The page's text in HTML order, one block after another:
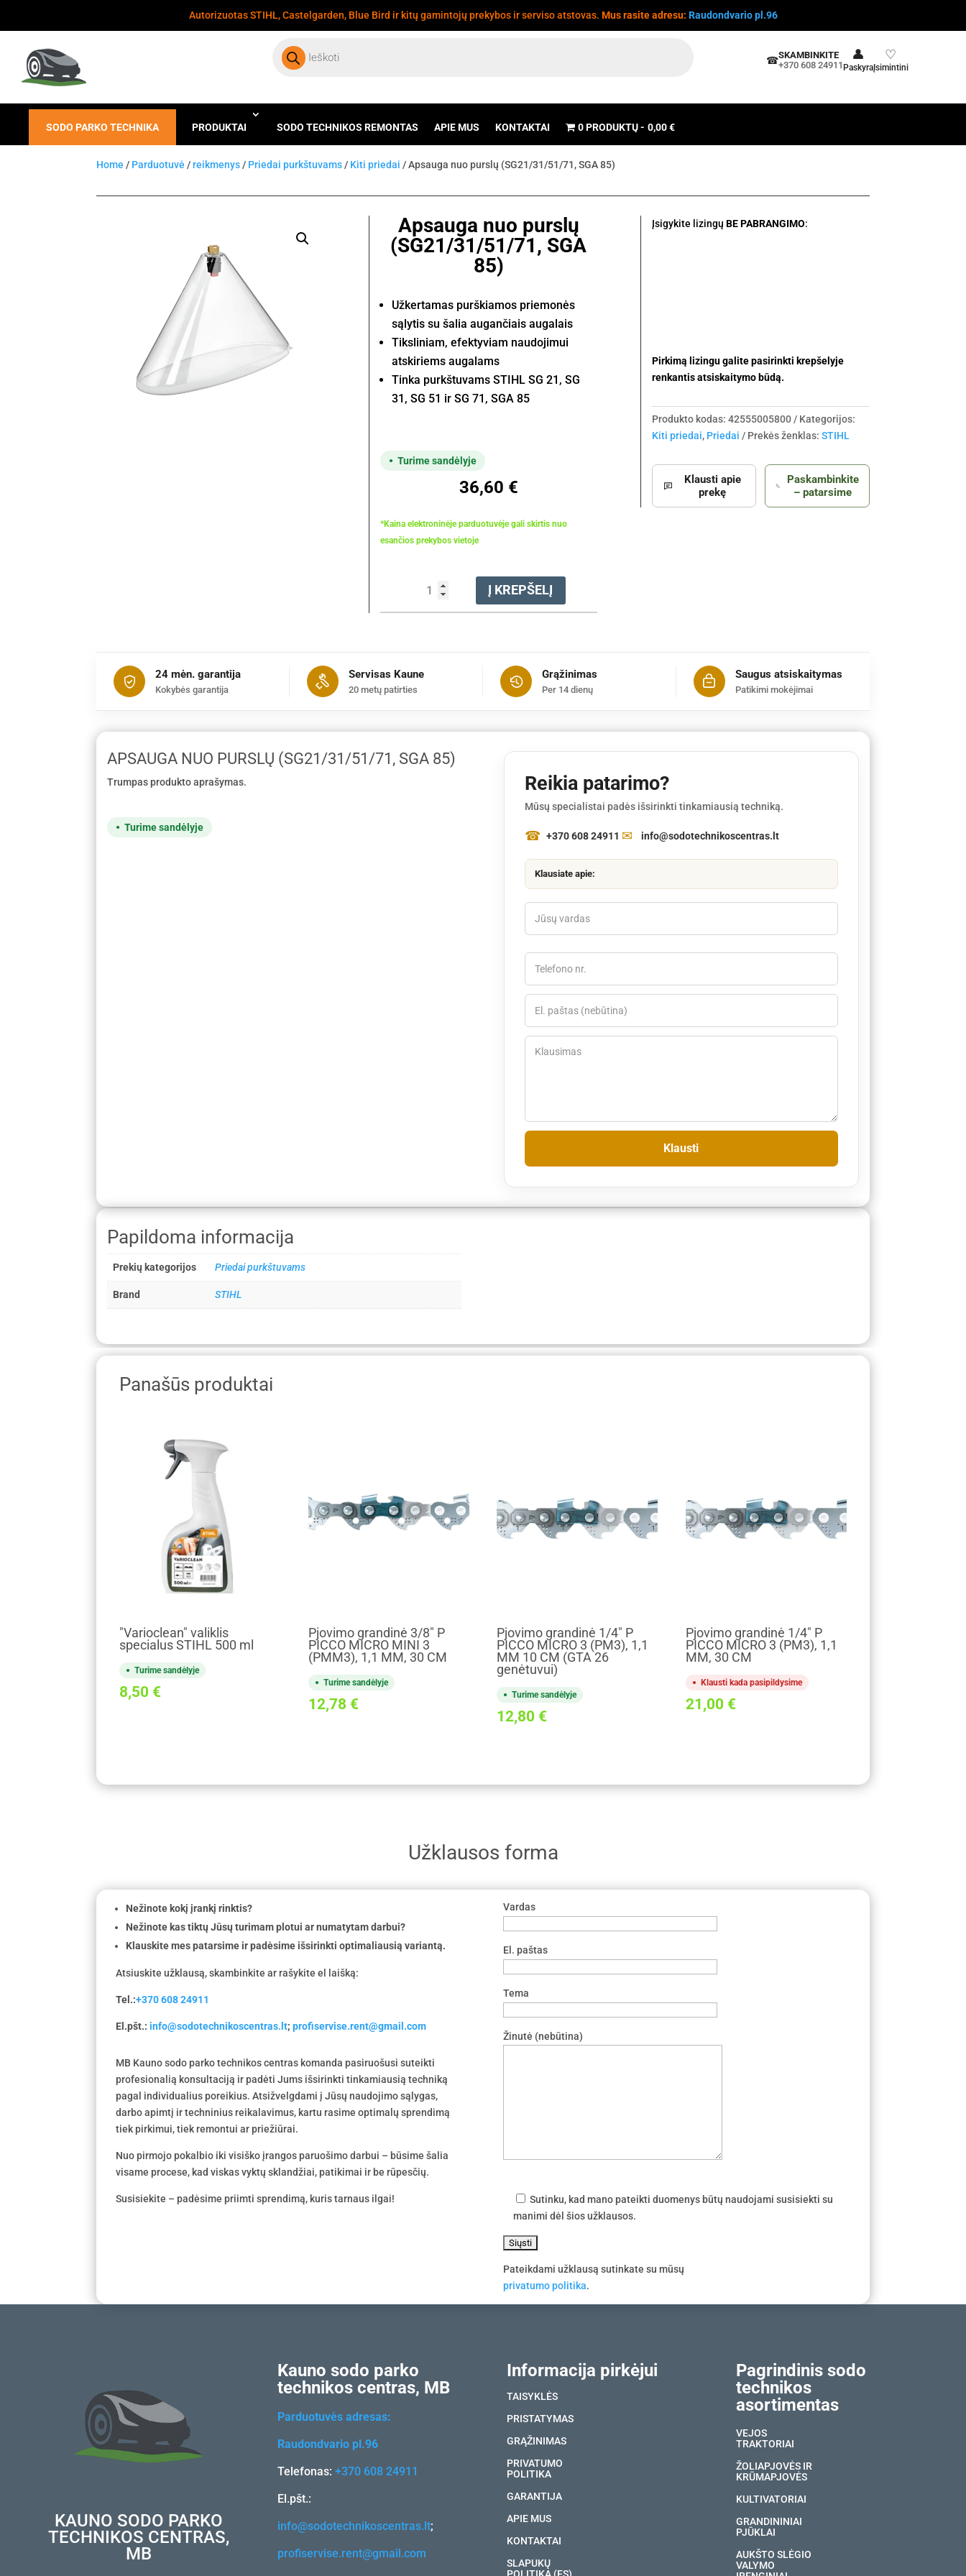
Autorizuotas STIHL, Castelgarden, Blue Bird ir kitų gamintojų prekybos ir serviso atstovas. Mus rasite adresu: Raudondvario pl.96
search
☎SKAMBINKITE
+370 608 24911
👤
Paskyra
♡
Įsimintini
SODO PARKO TECHNIKA PRODUKTAI SODO TECHNIKOS REMONTAS APIE MUS KONTAKTAI 0 PRODUKTŲ 0,00 €
Home / Parduotuvė /reikmenys / Priedai purkštuvams / Kiti priedai / Apsauga nuo purslų (SG21/31/51/71, SGA 85)
Apsauga nuo purslų
(SG21/31/51/71, SGA
85)
Užkertamas purškiamos priemonės
sąlytis su šalia augančiais augalais
Tiksliniam, efektyviam naudojimui
atskiriems augalams
Tinka purkštuvams STIHL SG 21, SG
31, SG 51 ir SG 71, SGA 85
Turime sandėlyje
36,60 €
*Kaina elektroninėje parduotuvėje gali skirtis nuo
esančios prekybos vietoje
kiekis:
Apsauga
SGA
85)
Į KREPŠELĮ
Įsigykite lizingų BE PABRANGIMO:
Pirkimą lizingu galite pasirinkti krepšelyje
renkantis atsiskaitymo būdą.
Produkto kodas: 42555005800
Kategorijos:
Kiti priedai, Priedai Prekės ženklas: STIHL
Klausti apie
prekę
Paskambinkite
– patarsime
24 mėn. garantija
Kokybės garantija
Servisas Kaune
20 metų patirties
Grąžinimas
Per 14 dienų
Saugus atsiskaitymas
Patikimi mokėjimai
APSAUGA NUO PURSLŲ (SG21/31/51/71, SGA 85)
Trumpas produkto aprašymas.
Turime sandėlyje
Reikia patarimo?
Mūsų specialistai padės išsirinkti tinkamiausią techniką.
+370 608 24911 info@sodotechnikoscentras.lt
Klausiate apie:
Papildoma informacija
Prekių kategorijos Priedai purkštuvams
Brand STIHL
Panašūs produktai
"Varioclean" valiklis
specialus STIHL 500 ml
Turime sandėlyje
8,50 €
Pjovimo grandinė 3/8" P
PICCO MICRO MINI 3
(PMM3), 1,1 MM, 30 CM
Turime sandėlyje
12,78 €
Pjovimo grandinė 1/4" P
PICCO MICRO 3 (PM3), 1,1
MM 10 CM (GTA 26
genėtuvui)
Turime sandėlyje
12,80 €
Pjovimo grandinė 1/4" P
PICCO MICRO 3 (PM3), 1,1
MM, 30 CM
Klausti kada pasipildysime
21,00 €
Užklausos forma
Nežinote kokį įrankį rinktis?
Nežinote kas tiktų Jūsų turimam plotui ar numatytam darbui?
Klauskite mes patarsime ir padėsime išsirinkti optimaliausią variantą.
Atsiuskite užklausą, skambinkite ar rašykite el laišką:
Tel.:+370 608 24911
El.pšt.:info@sodotechnikoscentras.lt;profiservise.rent@gmail.com
MB Kauno sodo parko technikos centras komanda pasiruošusi suteikti
profesionalią konsultaciją ir padėti Jums išsirinkti tinkamiausią techniką
pagal individualius poreikius. Atsižvelgdami į Jūsų naudojimo sąlygas,
darbo apimtį ir techninius reikalavimus, kartu rasime optimalų sprendimą
tiek pirkimui, tiek remontui ar priežiūrai.
Nuo pirmojo pokalbio iki visiško įrangos paruošimo darbui – būsime šalia
visame procese, kad viskas vyktų sklandžiai, patikimai ir be rūpesčių.
Susisiekite – padėsime priimti sprendimą, kuris tarnaus ilgai!
Vardas
El. paštas
Tema
Žinutė (nebūtina)
Sutinku, kad mano pateikti duomenys būtų naudojami susisiekti su
manimi dėl šios užklausos.
Pateikdami užklausą sutinkate su mūsų
privatumo politika.
KAUNO SODO PARKO
TECHNIKOS CENTRAS,
MB
Kauno sodo parko
technikos centras, MB
Parduotuvės adresas:
Raudondvario pl.96
Telefonas:+370 608 24911
El.pšt.:
info@sodotechnikoscentras.lt;
profiservise.rent@gmail.com
Informacija pirkėjui
TAISYKLĖS
PRISTATYMAS
GRĄŽINIMAS
PRIVATUMO
POLITIKA
GARANTIJA
APIE MUS
KONTAKTAI
SLAPUKŲ
Pagrindinis sodo
technikos
asortimentas
VEJOS
TRAKTORIAI
ŽOLIAPJOVĖS IR
KRŪMAPJOVĖS
KULTIVATORIAI
GRANDININIAI
PJŪKLAI
AUKŠTO SLĖGIO
VALYMO